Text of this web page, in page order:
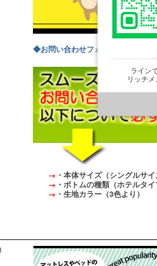
◆お問い合わせフォームはこちら
→ ・本体サイズ（シングルサ
→ ・ボトムの種類（ホテルタ
→ ・生地カラー（3色より）
ライン
リッチ